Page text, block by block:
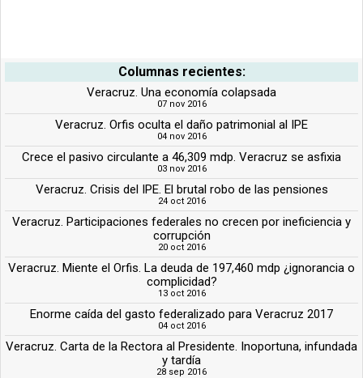
Columnas recientes:
Veracruz. Una economía colapsada
07 nov 2016
Veracruz. Orfis oculta el daño patrimonial al IPE
04 nov 2016
Crece el pasivo circulante a 46,309 mdp. Veracruz se asfixia
03 nov 2016
Veracruz. Crisis del IPE. El brutal robo de las pensiones
24 oct 2016
Veracruz. Participaciones federales no crecen por ineficiencia y
corrupción
20 oct 2016
Veracruz. Miente el Orfis. La deuda de 197,460 mdp ¿ignorancia o
complicidad?
13 oct 2016
Enorme caída del gasto federalizado para Veracruz 2017
04 oct 2016
Veracruz. Carta de la Rectora al Presidente. Inoportuna, infundada
y tardía
28 sep 2016